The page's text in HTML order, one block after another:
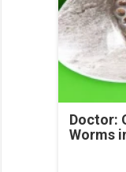
Doctor:
Worms